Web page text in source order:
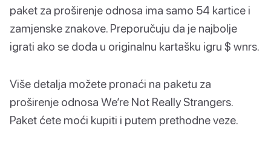
paket za proširenje odnosa ima samo 54 kartice i
zamjenske znakove. Preporučuju da je najbolje
igrati ako se doda u originalnu kartašku igru $ wnrs.
Više detalja možete pronaći na paketu za
proširenje odnosa We’re Not Really Strangers.
Paket ćete moći kupiti i putem prethodne veze.